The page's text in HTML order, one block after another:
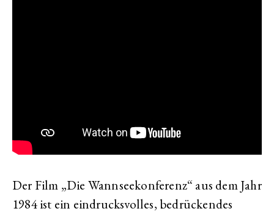
Der Film „Die Wannseekonferenz“ aus dem Jahr
1984 ist ein eindrucksvolles, bedrückendes